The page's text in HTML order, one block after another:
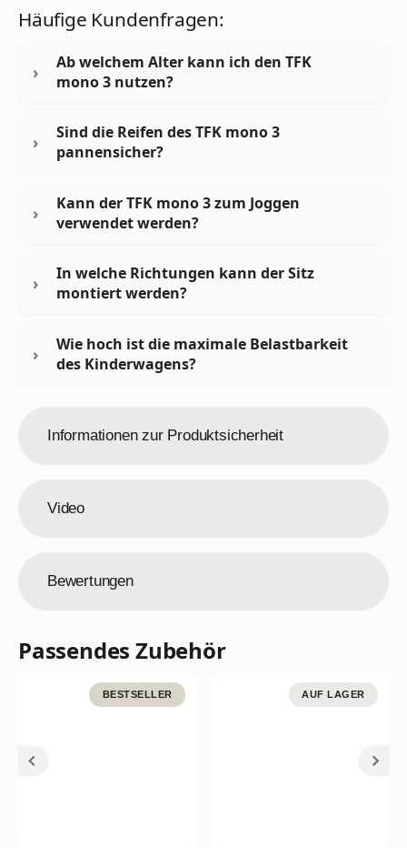
Häufige Kundenfragen:
Ab welchem Alter kann ich den TFK
mono 3 nutzen?
Sind die Reifen des TFK mono 3
pannensicher?
Kann der TFK mono 3 zum Joggen
verwendet werden?
In welche Richtungen kann der Sitz
montiert werden?
Wie hoch ist die maximale Belastbarkeit
des Kinderwagens?
Informationen zur Produktsicherheit
Video
Bewertungen
Passendes Zubehör
BESTSELLER AUF LAGER